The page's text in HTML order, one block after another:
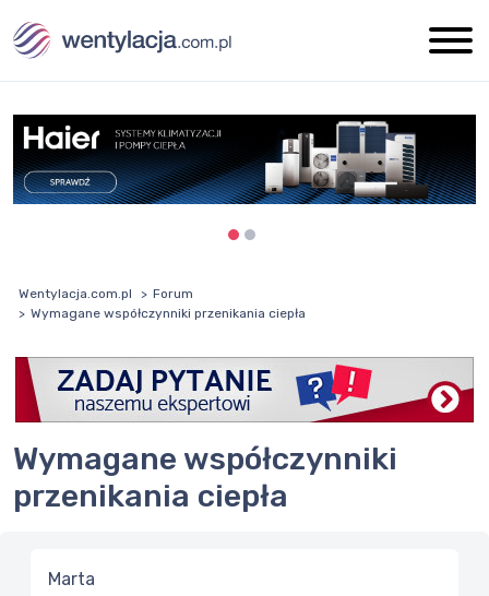
Wentylacja.com.pl
Forum
Wymagane współczynniki przenikania ciepła
Wymagane współczynniki
przenikania ciepła
Marta